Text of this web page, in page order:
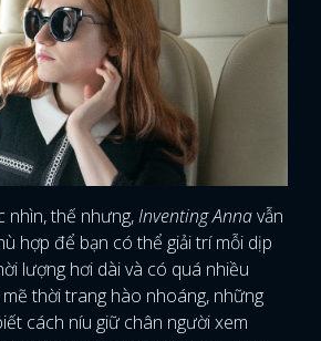
nhìn, thế nhưng,Inventing Annavẫn
hợp để bạn có thể giải trí mỗi dịp
lượng hơi dài và có quá nhiều
thời trang hào nhoáng, những
cách níu giữ chân người xem